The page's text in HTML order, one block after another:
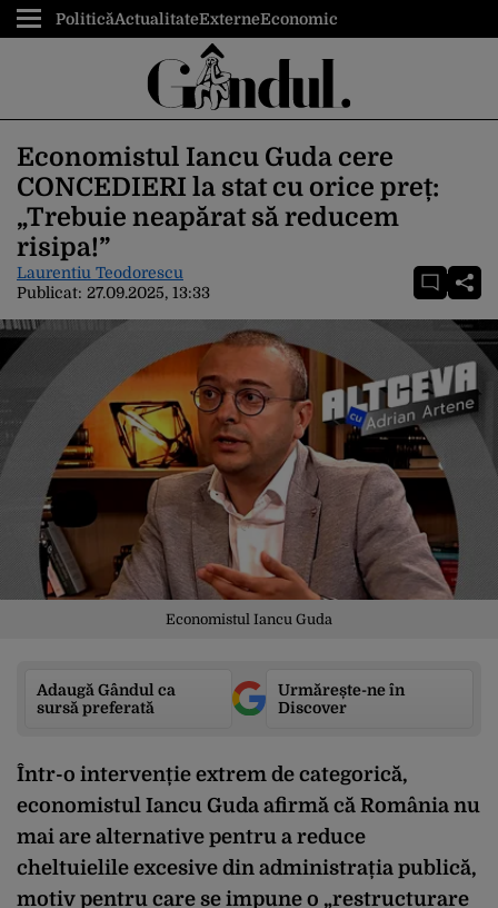
PoliticăActualitateExterneEconomic
Economistul Iancu Guda cere
CONCEDIERI la stat cu orice preț:
„Trebuie neapărat să reducem
risipa!”
Laurentiu Teodorescu
Publicat: 27.09.2025, 13:33
Economistul Iancu Guda
Adaugă Gândul ca
sursă preferată
Urmărește-ne în
Discover
Într-o intervenție extrem de categorică,
economistul Iancu Guda afirmă că România nu
mai are alternative pentru a reduce
cheltuielile excesive din administrația publică,
motiv pentru care se impune o „restructurare